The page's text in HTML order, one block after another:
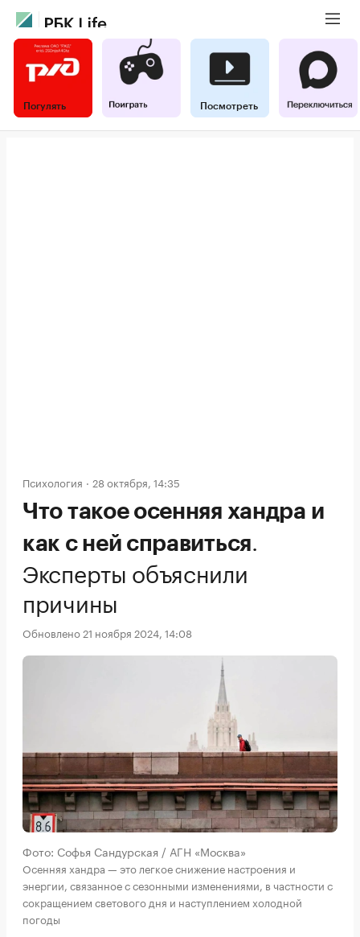
Погулять Посмотреть
Психология 28 октября, 14:35
Что такое осенняя хандра и
как с ней справиться.
Эксперты объяснили
причины
Обновлено 21 ноября 2024, 14:08
Фото: Софья Сандурская / АГН «Москва»
Осенняя хандра — это легкое снижение настроения и
энергии, связанное с сезонными изменениями, в частности с
сокращением светового дня и наступлением холодной
погоды